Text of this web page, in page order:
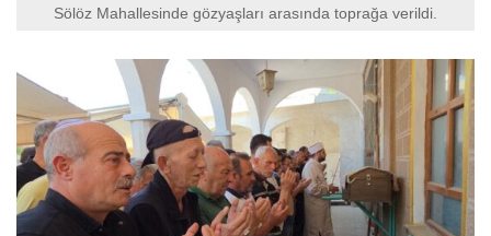
Sölöz Mahallesinde gözyaşları arasında toprağa verildi.